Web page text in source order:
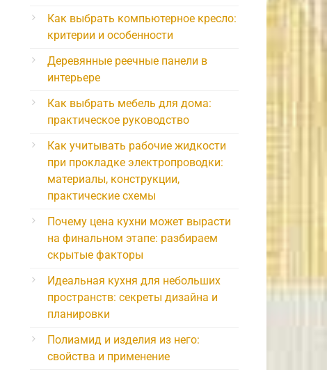
Как выбрать компьютерное кресло:
критерии и особенности
Деревянные реечные панели в
интерьере
Как выбрать мебель для дома:
практическое руководство
Как учитывать рабочие жидкости
при прокладке электропроводки:
материалы, конструкции,
практические схемы
Почему цена кухни может вырасти
на финальном этапе: разбираем
скрытые факторы
Идеальная кухня для небольших
пространств: секреты дизайна и
планировки
Полиамид и изделия из него:
свойства и применение